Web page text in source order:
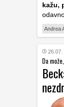
kažu,
Andrea
26.07.
Da